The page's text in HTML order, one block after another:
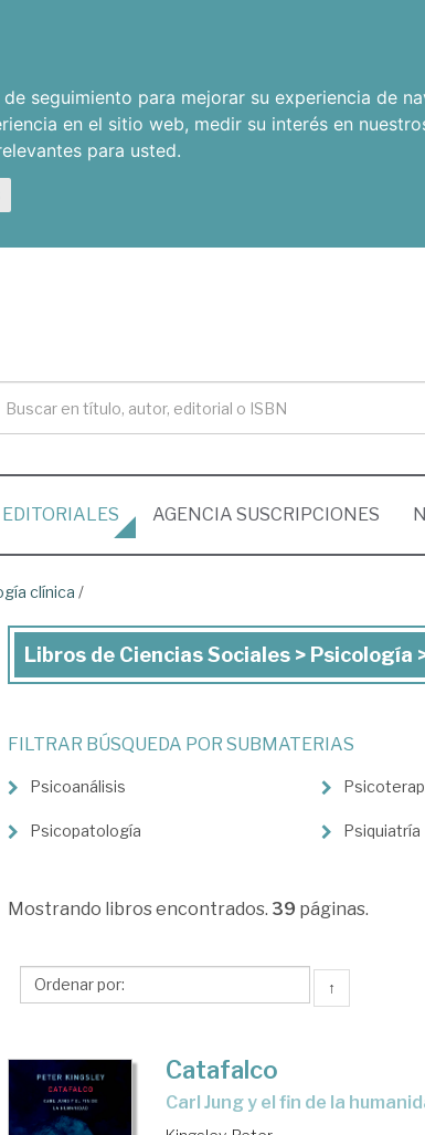
seguimiento para mejorar su experiencia de
en el sitio web, medir su interés en
para usted.
EDITORIALES AGENCIA SUSCRIPCIONES
clínica /
Libros
Ciencias
>
Psicología
Psicología
Libros de Ciencias Sociales > Psicología
FILTRAR BÚSQUEDA POR SUBMATERIAS
Psicoanálisis
Psicopatología Psiquiatría
Mostrando libros encontrados. 39 páginas.
↑
Catafalco
Carl Jung y el fin de la